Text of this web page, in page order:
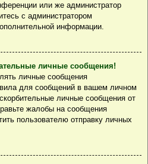
или же администратор
с администратором
информации.
личные сообщения!
личные сообщения
для сообщений в вашем личном
личные сообщения от
жалобы на сообщения
пользователю отправку личных